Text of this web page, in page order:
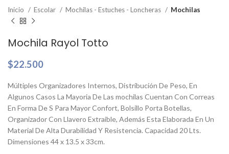
Inicio Escolar Mochilas - Estuches - Loncheras Mochilas
Mochila Rayol Totto
$22.500
Múltiples Organizadores Internos, Distribución De Peso, En
Algunos Casos La Mayoria De Las mochilas Cuentan Con Correas
En Forma De S Para Mayor Confort, Bolsillo Porta Botellas,
Organizador Con Llavero Extraible, Además Esta Elaborada En Un
Material De Alta Durabilidad Y Resistencia. Capacidad 20 Lts.
Dimensiones 44 x 13.5 x 33cm.